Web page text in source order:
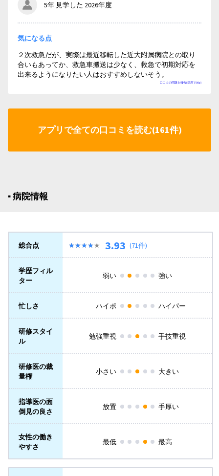
5年 見学した 2026年度
口コミの問題を報告(採用で50p)
気になる点
２次救急だが、実際は最近移転した近大附属病院との取り
合いもあってか、救急車搬送は少なく、救急で初期対応を
出来るようになりたい人はおすすめしないそう。
アプリで全ての口コミを読む(161件)
▪︎ 病院情報
総合点 ★★★★★
★★★★★ 3.93 (71件)
学歴フィル
ター
弱い 強い
忙しさ ハイポ ハイパー
研修スタイ
ル
勉強重視 手技重視
研修医の裁
量権
小さい 大きい
指導医の面
倒見の良さ
放置 手厚い
女性の働き
やすさ
最低 最高